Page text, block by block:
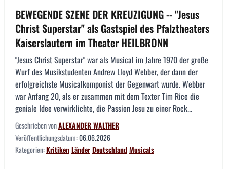
BEWEGENDE SZENE DER KREUZIGUNG -- "Jesus
Christ Superstar" als Gastspiel des Pfalztheaters
Kaiserslautern im Theater HEILBRONN
"Jesus Christ Superstar" war als Musical im Jahre 1970 der große
Wurf des Musikstudenten Andrew Lloyd Webber, der dann der
erfolgreichste Musicalkomponist der Gegenwart wurde. Webber
war Anfang 20, als er zusammen mit dem Texter Tim Rice die
geniale Idee verwirklichte, die Passion Jesu zu einer Rock...
Geschrieben vonALEXANDER WALTHER
Veröffentlichungsdatum:06.06.2026
Kategorien:KritikenLänderDeutschlandMusicals